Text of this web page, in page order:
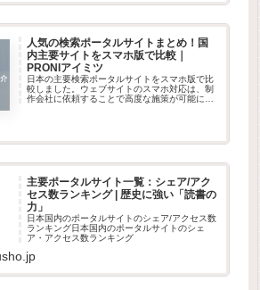
人気の検索ポータルサイトまとめ！国
内主要サイトをスマホ版で比較｜
PRONIアイミツ
日本の主要検索ポータルサイトをスマホ版で比
較しました。ウェブサイトのスマホ対応は、制
作会社に依頼することで高度な施策が可能にな
主要ポータルサイト一覧：シェア/アク
セス数ランキング | 歴史に強い「読書の
力」
日本国内のポータルサイトのシェア/アクセス数
ランキング日本国内のポータルサイトのシェ
ア・アクセス数ランキング